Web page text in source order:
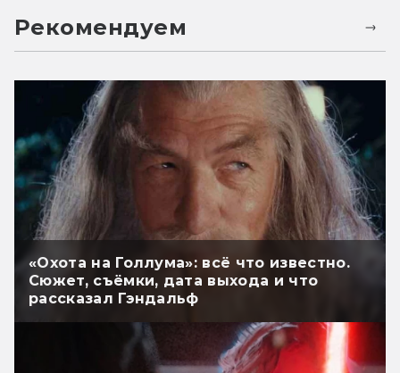
Рекомендуем
«Охота на Голлума»: всё что известно.
Сюжет, съёмки, дата выхода и что
рассказал Гэндальф